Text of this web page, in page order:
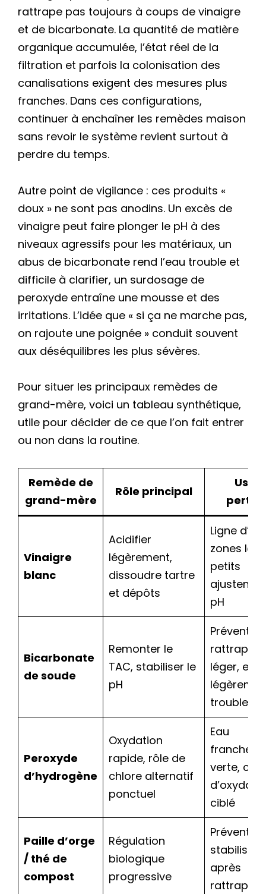
rattrape pas toujours à coups de vinaigre
et de bicarbonate. La quantité de matière
organique accumulée, l’état réel de la
filtration et parfois la colonisation des
canalisations exigent des mesures plus
franches. Dans ces configurations,
continuer à enchaîner les remèdes maison
sans revoir le système revient surtout à
perdre du temps.
Autre point de vigilance : ces produits «
doux » ne sont pas anodins. Un excès de
vinaigre peut faire plonger le pH à des
niveaux agressifs pour les matériaux, un
abus de bicarbonate rend l’eau trouble et
difficile à clarifier, un surdosage de
peroxyde entraîne une mousse et des
irritations. L’idée que « si ça ne marche pas,
on rajoute une poignée » conduit souvent
aux déséquilibres les plus sévères.
Pour situer les principaux remèdes de
grand-mère, voici un tableau synthétique,
utile pour décider de ce que l’on fait entrer
ou non dans la routine.
Remède de
grand-mère
Rôle principal
Vinaigre
blanc
Acidifier
légèrement,
dissoudre tartre
et dépôts
Ligne
zones
petits
pH
Bicarbonate
de soude
Remonter le
TAC, stabiliser le
pH
léger, eau
trouble
Peroxyde
d’hydrogène
Oxydation
rapide, rôle de
chlore alternatif
ponctuel
Eau
verte,
ciblé
Paille d’orge
/ thé de
compost
Régulation
biologique
progressive
après